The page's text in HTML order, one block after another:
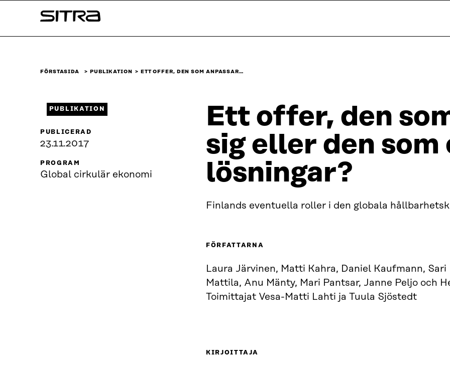
↓
Sitra
FÖRSTASIDA PUBLIKATION ETT OFFER, DEN SOM ANPASSAR…
Ett offer, den
sig eller den
lösningar?
Finlands eventuella roller i den globala
FÖRFATTARNA
Laura Järvinen, Matti Kahra, Daniel Kaufmann, Sari
Mattila, Anu Mänty, Mari Pantsar, Janne Peljo och
Toimittajat Vesa-Matti Lahti ja Tuula Sjöstedt
KIRJOITTAJA
PUBLIKATION
PUBLICERAD
23.11.2017
PROGRAM
Global cirkulär ekonomi